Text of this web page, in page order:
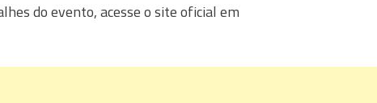
do evento, acesse o site oficial em